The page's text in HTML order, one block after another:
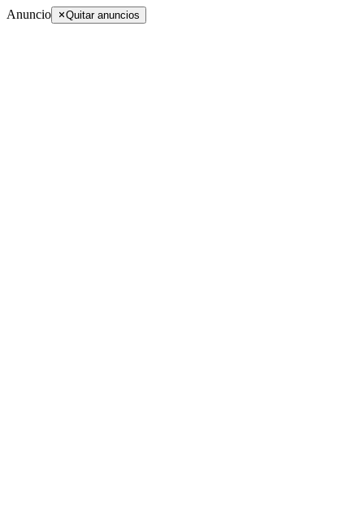
Anuncio Quitar anuncios